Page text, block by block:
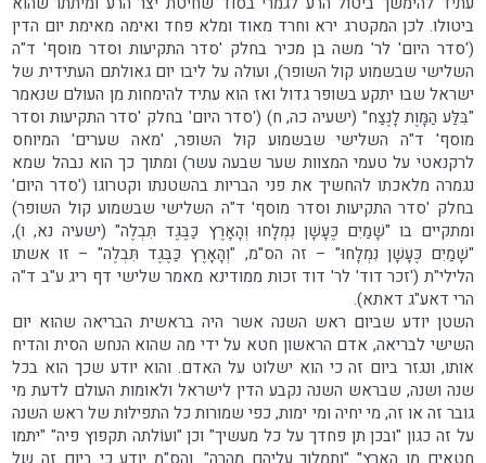
ביטולו. לכן המקטרג ירא וחרד מאוד ומלא פחד ואימה מאימת יום הדין
('סדר היום' לר' משה בן מכיר בחלק 'סדר התקיעות וסדר מוסף' ד"ה
השלישי שבשמוע קול השופר), ועולה על ליבו יום גאולתם העתידית של
ישראל שבו יתקע בשופר גדול ואז הוא עתיד להימחות מן העולם שנאמר
"בִּלַּע הַמָּוֶת לָנֶצַח" (ישעיה כה, ח) ('סדר היום' בחלק 'סדר התקיעות וסדר
מוסף' ד"ה השלישי שבשמוע קול השופר, 'מאה שערים' המיוחס
לרקנאטי על טעמי המצוות שער שבעה עשר) ומתוך כך הוא נבהל שמא
נגמרה מלאכתו להחשיך את פני הבריות בהשטנתו וקטרוגו ('סדר היום'
בחלק 'סדר התקיעות וסדר מוסף' ד"ה השלישי שבשמוע קול השופר)
ומתקיים בו "שָׁמַיִם כֶּעָשָׁן נִמְלָחוּ וְהָאָרֶץ כַּבֶּגֶד תִּבְלֶה" (ישעיה נא, ו),
"שָׁמַיִם כֶּעָשָׁן נִמְלָחוּ" – זה הס"מ, "וְהָאָרֶץ כַּבֶּגֶד תִּבְלֶה" – זו אשתו
הלילי"ת ('זכר דוד' לר' דוד זכות ממודינא מאמר שלישי דף ריג ע"ב ד"ה
הרי דאע"ג דאתא).
השטן יודע שביום ראש השנה אשר היה בראשית הבריאה שהוא יום
השישי לבריאה, אדם הראשון חטא על ידי מה שהוא הנחש הסית והדיח
אותו, ונגזר ביום זה כי הוא ישלוט על האדם. והוא יודע שכך הוא בכל
שנה ושנה, שבראש השנה נקבע הדין לישראל ולאומות העולם לדעת מי
גובר זה או זה, מי יחיה ומי ימות, כפי שמורות כל התפילות של ראש השנה
על זה כגון "ובכן תן פחדך על כל מעשיך" וכן "ועוֹלתה תקפוץ פיה" "יתמו